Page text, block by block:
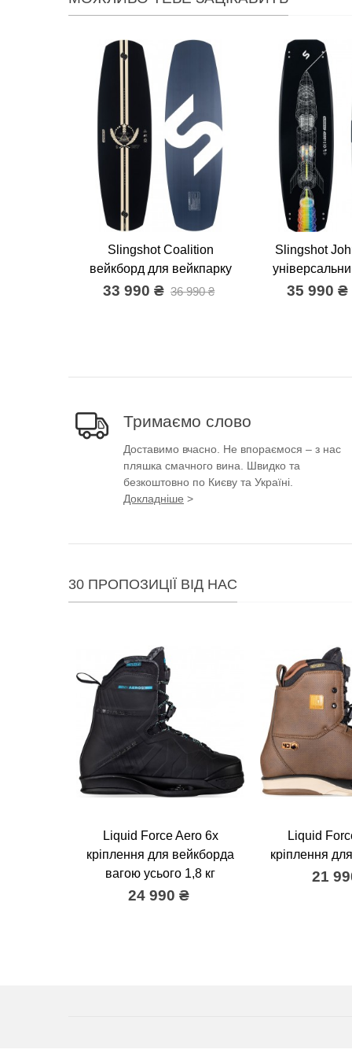
Slingshot Coalition
вейкборд для вейкпарку
33 990 ₴ 36 990 ₴
Slingshot
35 990 ₴
Тримаємо слово
Доставимо вчасно. Не впораємося – з нас
пляшка смачного вина. Швидко та
безкоштовно по Києву та Україні.
Докладніше >
30 ПРОПОЗИЦІЇ ВІД НАС
Liquid Force Aero 6x
кріплення для вейкборда
вагою усього 1,8 кг
24 990 ₴
Liquid
кріплення
21